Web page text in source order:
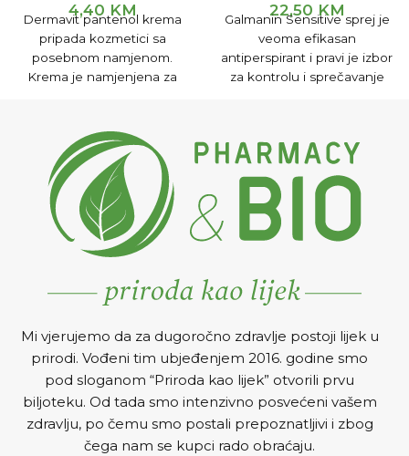
4,40 KM
Dermavit pantenol krema
pripada kozmetici sa
posebnom namjenom.
Krema je namjenjena za
zarastanju ranica i
ublažavanju manjih ožiljaka.
22,50 KM
Galmanin Sensitive sprej je
veoma efikasan
antiperspirant i pravi je izbor
za kontrolu i sprečavanje
ruku, stopala i tijela.
Mi vjerujemo da za dugoročno zdravlje postoji lijek u
prirodi. Vođeni tim ubjeđenjem 2016. godine smo
pod sloganom “Priroda kao lijek” otvorili prvu
biljoteku. Od tada smo intenzivno posvećeni vašem
zdravlju, po čemu smo postali prepoznatljivi i zbog
čega nam se kupci rado obraćaju.